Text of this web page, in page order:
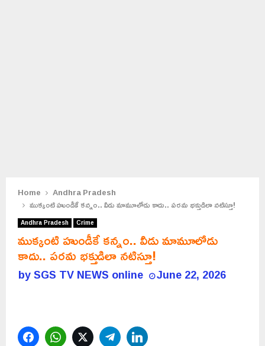
Home
Andhra Pradesh
ముక్కంటి హుండీకే కన్నం.. వీడు మామూలోడు కాదు.. పరమ భక్తుడిలా నటిస్తూ!
Andhra Pradesh Crime
ముక్కంటి హుండీకే కన్నం.. వీడు మామూలోడు
కాదు.. పరమ భక్తుడిలా నటిస్తూ!
bySGS TV NEWS online June 22, 2026
FacebookWhatsAppTwitterTelegram